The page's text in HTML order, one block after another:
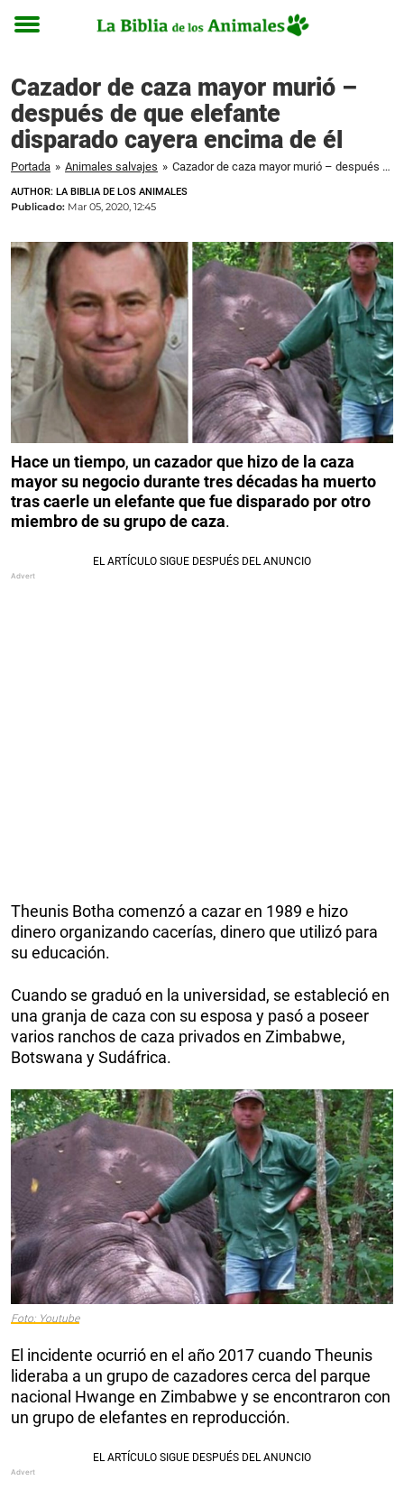
Toggle
Cazador de caza mayor murió –
después de que elefante
disparado cayera encima de él
Portada » Animales salvajes » Cazador de caza mayor murió – después de que elefante disparado cayera encima de él
AUTHOR: LA BIBLIA DE LOS ANIMALES
Publicado: Mar 05, 2020, 12:45
Hace un tiempo, un cazador que hizo de la caza
mayor su negocio durante tres décadas ha muerto
tras caerle un elefante que fue disparado por otro
miembro de su grupo de caza.
Theunis Botha comenzó a cazar en 1989 e hizo
dinero organizando cacerías, dinero que utilizó para
su educación.
Cuando se graduó en la universidad, se estableció en
una granja de caza con su esposa y pasó a poseer
varios ranchos de caza privados en Zimbabwe,
Botswana y Sudáfrica.
Foto: Youtube
El incidente ocurrió en el año 2017 cuando Theunis
lideraba a un grupo de cazadores cerca del parque
nacional Hwange en Zimbabwe y se encontraron con
un grupo de elefantes en reproducción.